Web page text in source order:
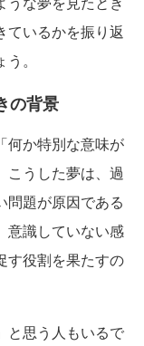
うな夢を見たとき
ているかを振り返
。
の背景
何か特別な意味が
こうした夢は、過
問題が原因である
意識していない感
す役割を果たすの
と思う人もいるで